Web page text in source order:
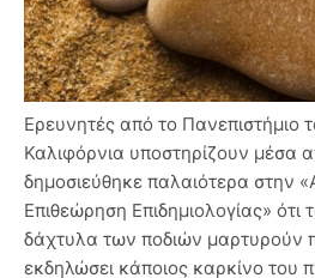
Ερευνητές από το Πανεπιστήμιο
Καλιφόρνια υποστηρίζουν μέσα
δημοσιεύθηκε παλαιότερα στην
Επιθεώρηση Επιδημιολογίας»
δάχτυλα των ποδιών μαρτυρούν
εκδηλώσει κάποιος καρκίνο του